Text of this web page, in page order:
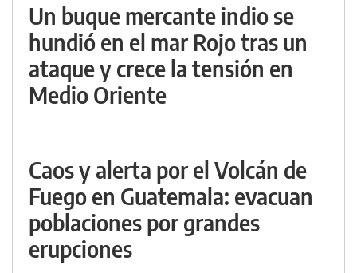
Un buque mercante indio se
hundió en el mar Rojo tras un
ataque y crece la tensión en
Medio Oriente
Caos y alerta por el Volcán de
Fuego en Guatemala: evacuan
poblaciones por grandes
erupciones